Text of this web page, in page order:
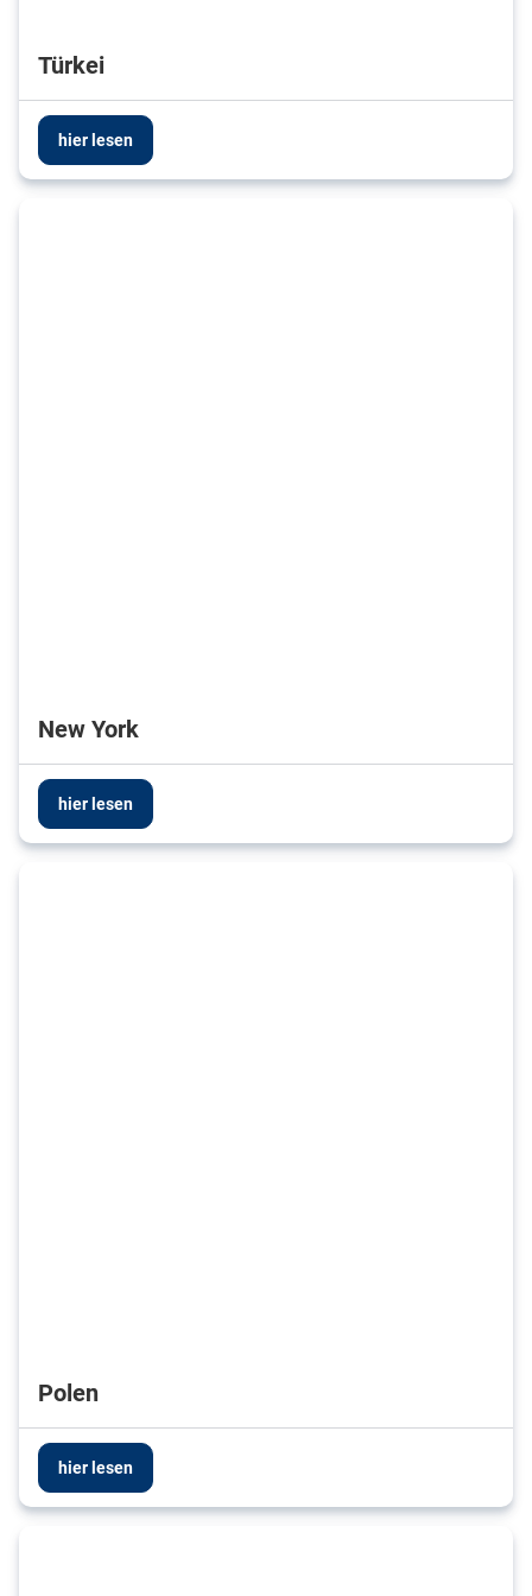
Türkei
hier lesen
New York
hier lesen
Polen
hier lesen